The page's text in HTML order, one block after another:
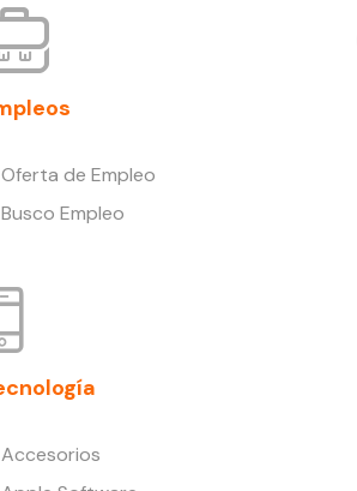
Oferta de Empleo
Busco Empleo
Accesorios